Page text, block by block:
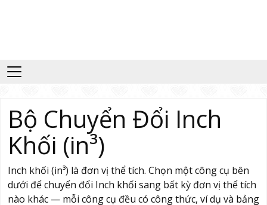
Bộ Chuyển Đổi Inch
Khối (in³)
Inch khối (in³) là đơn vị thể tích. Chọn một công cụ bên
dưới để chuyển đổi Inch khối sang bất kỳ đơn vị thể tích
nào khác — mỗi công cụ đều có công thức, ví dụ và bảng